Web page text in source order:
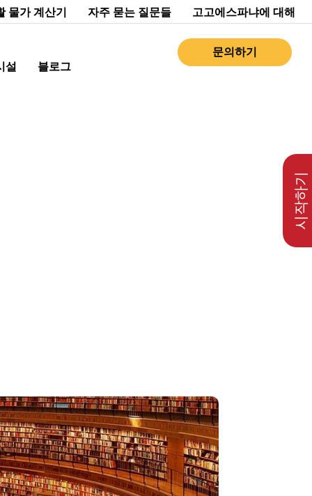
물가 계산기 자주 묻는 질문들 고고에스파냐에 대해
설 블로그
문의하기
시작하기